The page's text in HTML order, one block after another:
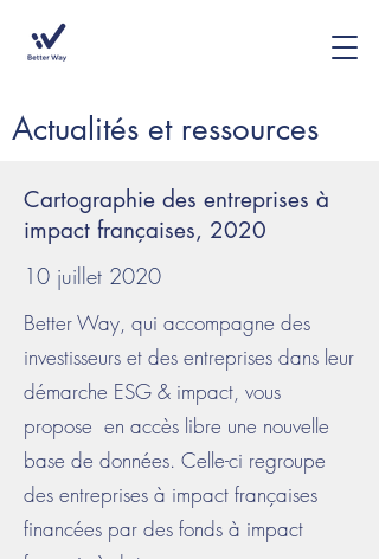
Actualités et ressources
Cartographie des entreprises à
impact françaises, 2020
10 juillet 2020
Better Way, qui accompagne des
investisseurs et des entreprises dans leur
démarche ESG & impact, vous
propose en accès libre une nouvelle
base de données. Celle-ci regroupe
des entreprises à impact françaises
financées par des fonds à impact